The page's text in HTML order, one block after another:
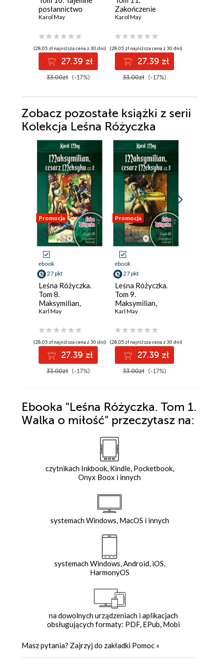
posłannictwo
Karol May
(28,05 zł najniższa cena z 30 dni)
27.39 zł
33.00zł (-17%)
Zakończenie
Karol May
(28,05 zł najniższa cena z 30 dni)
27.39 zł
33.00zł (-17%)
Zobacz pozostałe książki z serii
Kolekcja Leśna Różyczka
Promocja
ebook
27 pkt
Leśna Różyczka.
Tom 8.
Maksymilian,
cesarz Meksyku.
Karl May
(28,05 zł najniższa cena z 30 dni)
27.39 zł
33.00zł (-17%)
Promocja
ebook
27 pkt
Leśna Różyczka.
Tom 9.
Maksymilian,
cesarz Meksyku.
Karl May
(28,05 zł najniższa cena z 30 dni)
27.39 zł
33.00zł (-17%)
Ebooka "Leśna Różyczka. Tom 1.
Walka o miłość" przeczytasz na:
czytnikach Inkbook, Kindle, Pocketbook,
Onyx Boox i innych
systemach Windows, MacOS i innych
systemach Windows, Android, iOS,
HarmonyOS
na dowolnych urządzeniach i aplikacjach
obsługujących formaty: PDF, EPub, Mobi
Masz pytania? Zajrzyj do zakładki Pomoc »